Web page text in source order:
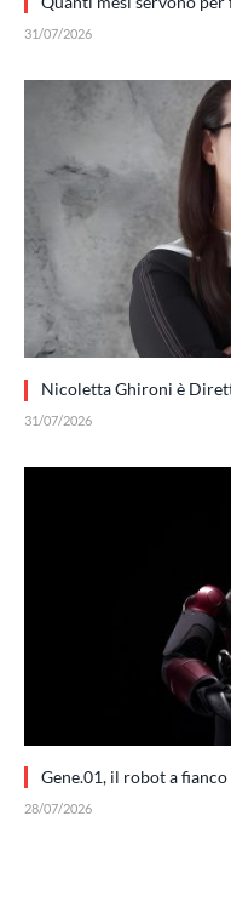
31/07/2026
Nicoletta Ghironi è
31/07/2026
Gene.01, il robot a
28/07/2026